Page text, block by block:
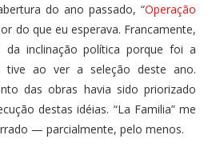
do ano passado, “Operação
do que eu esperava. Francamente,
da inclinação política porque foi a
tive ao ver a seleção deste ano.
das obras havia sido priorizado
destas idéias. “La Familia” me
— parcialmente, pelo menos.